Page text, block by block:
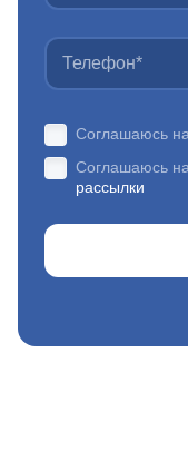
Соглашаюсь
Соглашаюсь на
рассылки